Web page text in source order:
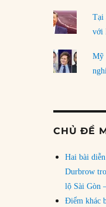
Tại
với
Mỹ
CHỦ ĐỀ
Hai bài
Durbrow
lộ Sài Gòn
Điểm khác